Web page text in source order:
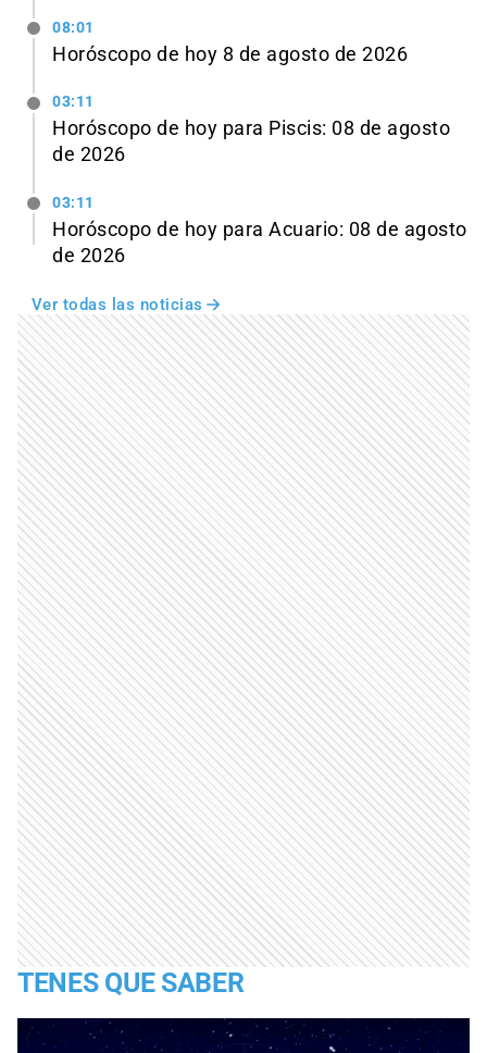
08:01
Horóscopo de hoy 8 de agosto de 2026
03:11
Horóscopo de hoy para Piscis: 08 de agosto
de 2026
03:11
Horóscopo de hoy para Acuario: 08 de agosto
de 2026
Ver todas las noticias
TENES QUE SABER